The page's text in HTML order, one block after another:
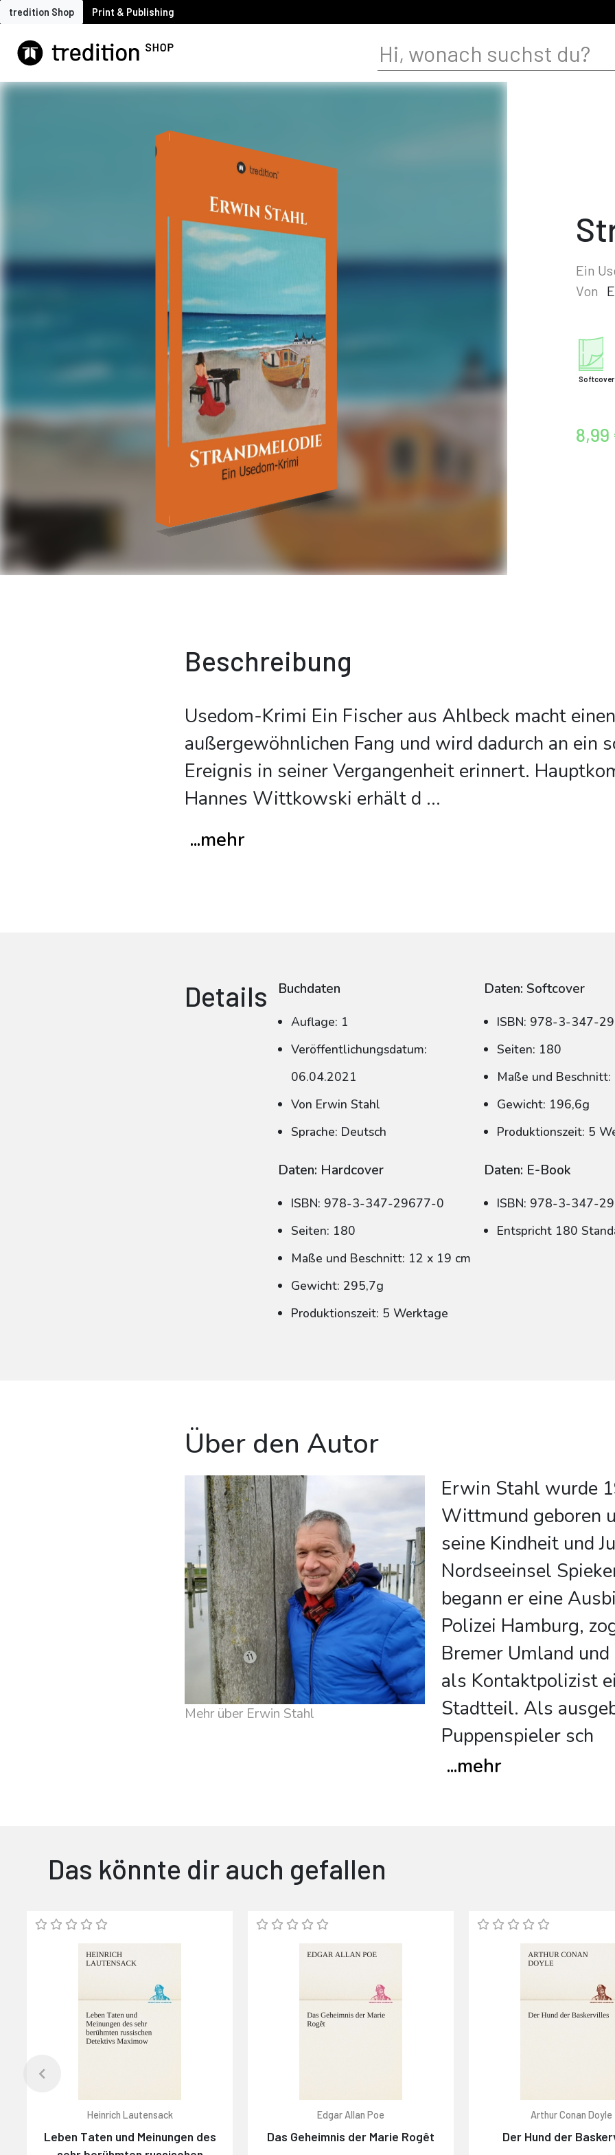
tredition Shop Print & Publishing
Ein
Von
Softcover
8,99
Beschreibung
Usedom-Krimi Ein Fischer aus Ahlbeck macht einen
außergewöhnlichen Fang und wird dadurch an ein
Ereignis in seiner Vergangenheit erinnert.
Hannes Wittkowski erhält d ...
...mehr
Details Buchdaten
Auflage: 1
Veröffentlichungsdatum:
06.04.2021
Von Erwin Stahl
Sprache: Deutsch
Daten: Softcover
ISBN: 978-3-347-
Seiten: 180
Maße und
Gewicht: 196,6g
Produktionszeit: 5
Daten: Hardcover
ISBN: 978-3-347-29677-0
Seiten: 180
Maße und Beschnitt: 12 x 19 cm
Gewicht: 295,7g
Produktionszeit: 5 Werktage
Daten: E-Book
ISBN: 978-3-347-
Entspricht 180
Über den Autor
Mehr über Erwin Stahl
Erwin Stahl wurde
Wittmund geboren
seine Kindheit und
Nordseeinsel
begann er eine
Polizei Hamburg,
Bremer Umland
als Kontaktpolizist
Stadtteil. Als
Puppenspieler sch
...mehr
Das könnte dir auch gefallen
Heinrich Lautensack
Leben Taten und Meinungen des
Edgar Allan Poe
Das Geheimnis der Marie Rogêt
Arthur Conan Doyle
Der Hund der